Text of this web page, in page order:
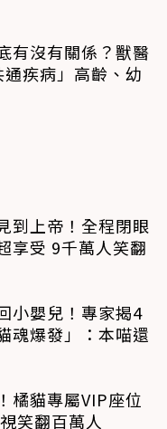
有沒有關係？獸醫
疾病」高齡、幼
到上帝！全程閉眼
享受 9千萬人笑翻
小嬰兒！專家揭4
魂爆發」：本喵還
橘貓專屬VIP座位
笑翻百萬人